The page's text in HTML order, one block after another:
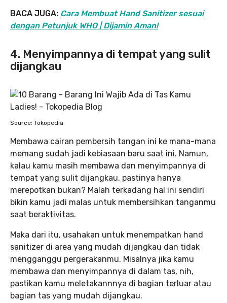
BACA JUGA: Cara Membuat Hand Sanitizer sesuai
dengan Petunjuk WHO | Dijamin Aman!
4. Menyimpannya di tempat yang sulit
dijangkau
Source: Tokopedia
Membawa cairan pembersih tangan ini ke mana-mana
memang sudah jadi kebiasaan baru saat ini. Namun,
kalau kamu masih membawa dan menyimpannya di
tempat yang sulit dijangkau, pastinya hanya
merepotkan bukan? Malah terkadang hal ini sendiri
bikin kamu jadi malas untuk membersihkan tanganmu
saat beraktivitas.
Maka dari itu, usahakan untuk menempatkan hand
sanitizer di area yang mudah dijangkau dan tidak
mengganggu pergerakanmu. Misalnya jika kamu
membawa dan menyimpannya di dalam tas, nih,
pastikan kamu meletakannnya di bagian terluar atau
bagian tas yang mudah dijangkau.